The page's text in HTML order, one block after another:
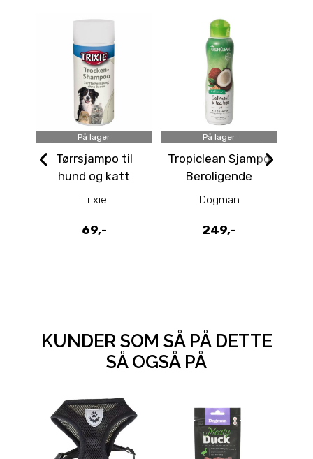
På lager
Tørrsjampo til
hund og katt
Trixie
69,-
På lager
Tropiclean Sjampo
Beroligende
Antiklø
Dogman
249,-
‹ ›
KUNDER SOM SÅ PÅ DETTE
SÅ OGSÅ PÅ